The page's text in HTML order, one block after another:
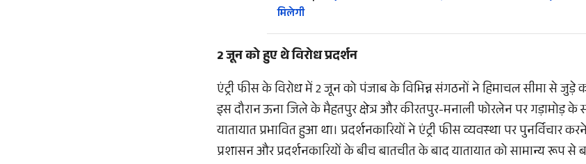
मिलेगी
2 जून को हुए थे विरोध प्रदर्शन
एंट्री फीस के विरोध में 2 जून को पंजाब के विभिन्न संगठनों ने हिमाचल सीमा से जुड़े
इस दौरान ऊना जिले के मैहतपुर क्षेत्र और कीरतपुर-मनाली फोरलेन पर गड़ामोड़
यातायात प्रभावित हुआ था। प्रदर्शनकारियों ने एंट्री फीस व्यवस्था पर पुनर्विचार
प्रशासन और प्रदर्शनकारियों के बीच बातचीत के बाद यातायात को सामान्य रूप से